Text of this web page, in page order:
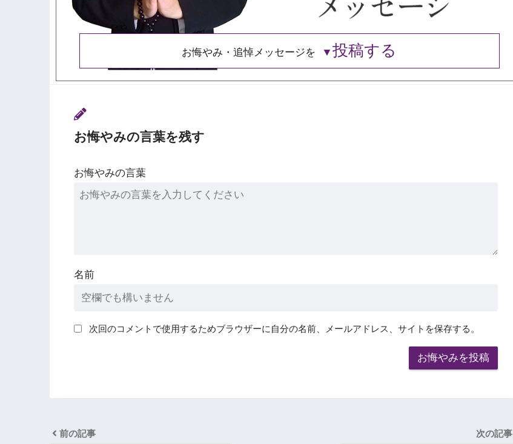
お悔やみ・追悼メッセージを 投稿する
お悔やみの言葉を残す
お悔やみの言葉
名前
次回のコメントで使用するためブラウザーに自分の名前、メールアドレス、サイトを保存する。
前の記事 次の記事